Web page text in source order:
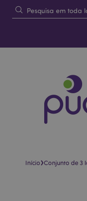
Início›Conjunto de 3